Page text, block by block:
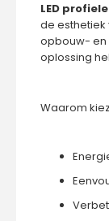
LED
de esthetiek
opbouw- en
oplossing
Waarom